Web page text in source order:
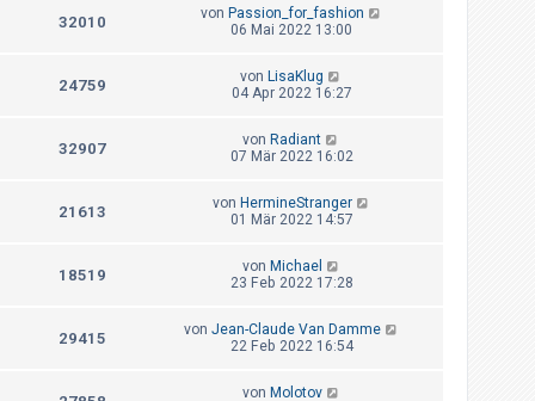
32010 von Passion_for_fashion
06 Mai 2022 13:00
24759 von LisaKlug
04 Apr 2022 16:27
32907 von Radiant
07 Mär 2022 16:02
21613 von HermineStranger
01 Mär 2022 14:57
18519 von Michael
23 Feb 2022 17:28
29415 von Jean-Claude Van Damme
22 Feb 2022 16:54
von Molotov